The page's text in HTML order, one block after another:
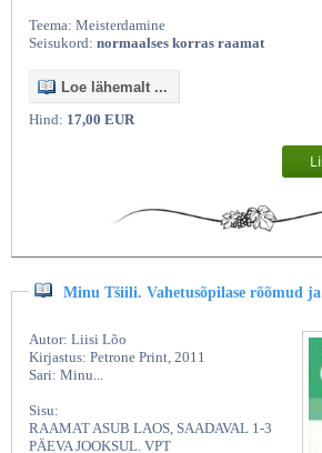
Teema: Meisterdamine
Seisukord: normaalses korras raamat
Loe lähemalt ...
Hind: 17,00 EUR
Minu Tšiili. Vahetusõpilase rõõmud ja
Autor: Liisi Lõo
Kirjastus: Petrone Print, 2011
Sari: Minu...
Sisu:
RAAMAT ASUB LAOS, SAADAVAL 1-3
PÄEVA JOOKSUL. VPT